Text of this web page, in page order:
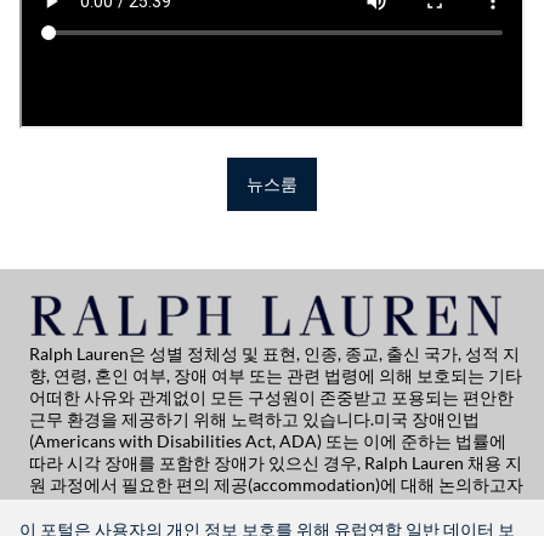
이 포털은 사용자의 개인 정보 보호를 위해 유럽연합 일반 데이터 보
뉴스룸
Ralph Lauren은 성별 정체성 및 표현, 인종, 종교, 출신 국가, 성적 지
향, 연령, 혼인 여부, 장애 여부 또는 관련 법령에 의해 보호되는 기타
어떠한 사유와 관계없이 모든 구성원이 존중받고 포용되는 편안한
근무 환경을 제공하기 위해 노력하고 있습니다.미국 장애인법
(Americans with Disabilities Act, ADA) 또는 이에 준하는 법률에
따라 시각 장애를 포함한 장애가 있으신 경우, Ralph Lauren 채용 지
원 과정에서 필요한 편의 제공(accommodation)에 대해 논의하고자
하시면 Global People
Practicesglobalpeoplepractices@ralphlauren.com 로 문의해 주시